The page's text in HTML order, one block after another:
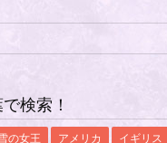
検索！
の女王 アメリカ イギリス